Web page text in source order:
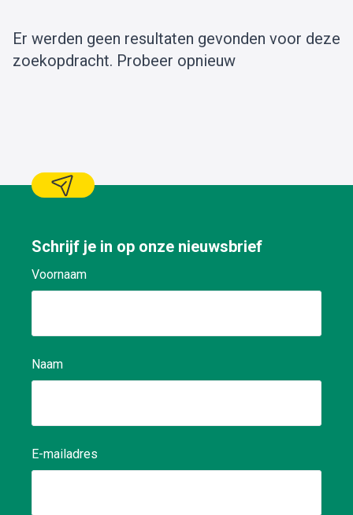
Er werden geen resultaten gevonden voor deze
zoekopdracht. Probeer opnieuw
Schrijf je in op onze nieuwsbrief
Voornaam
Naam
E-mailadres